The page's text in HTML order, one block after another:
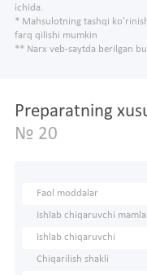
ichida.
* Mahsulotning tashqi
farq qilishi mumkin
** Narx veb-saytda berilgan
Preparatning
№ 20
Faol moddalar
Ishlab chiqaruvchi
Ishlab chiqaruvchi
Chiqarilish shakli